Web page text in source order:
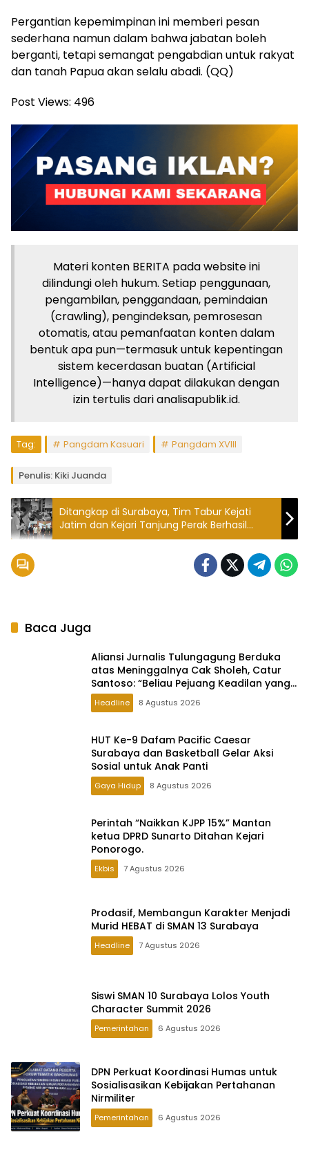
Pergantian kepemimpinan ini memberi pesan
sederhana namun dalam bahwa jabatan boleh
berganti, tetapi semangat pengabdian untuk rakyat
dan tanah Papua akan selalu abadi. (QQ)
Post Views: 496
Materi konten BERITA pada website ini
dilindungi oleh hukum. Setiap penggunaan,
pengambilan, penggandaan, pemindaian
(crawling), pengindeksan, pemrosesan
otomatis, atau pemanfaatan konten dalam
bentuk apa pun—termasuk untuk kepentingan
sistem kecerdasan buatan (Artificial
Intelligence)—hanya dapat dilakukan dengan
izin tertulis dari analisapublik.id.
Tag: Pangdam Kasuari Pangdam XVIII
Penulis: Kiki Juanda
Ditangkap di Surabaya, Tim Tabur Kejati
Jatim dan Kejari Tanjung Perak Berhasil
Amankan DPO Dalam Kasus Penggelapan
Baca Juga
Aliansi Jurnalis Tulungagung Berduka
atas Meninggalnya Cak Sholeh, Catur
Santoso: “Beliau Pejuang Keadilan yang
Vokal
Headline 8 Agustus 2026
HUT Ke-9 Dafam Pacific Caesar
Surabaya dan Basketball Gelar Aksi
Sosial untuk Anak Panti
Gaya Hidup 8 Agustus 2026
Perintah “Naikkan KJPP 15%” Mantan
ketua DPRD Sunarto Ditahan Kejari
Ponorogo.
Ekbis 7 Agustus 2026
Prodasif, Membangun Karakter Menjadi
Murid HEBAT di SMAN 13 Surabaya
Headline 7 Agustus 2026
Siswi SMAN 10 Surabaya Lolos Youth
Character Summit 2026
Pemerintahan 6 Agustus 2026
DPN Perkuat Koordinasi Humas untuk
Sosialisasikan Kebijakan Pertahanan
Nirmiliter
Pemerintahan 6 Agustus 2026